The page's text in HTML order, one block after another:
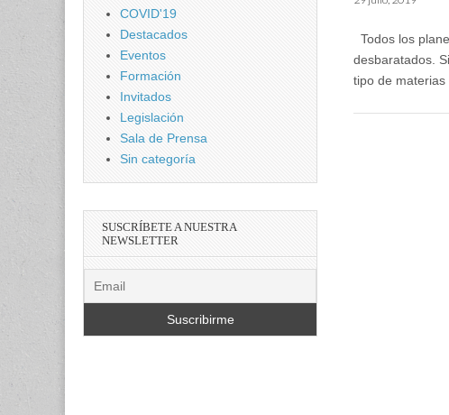
Todos los
desbaratados.
tipo de
COVID'19
Destacados
Eventos
Formación
Invitados
Legislación
Sala de Prensa
Sin categoría
SUSCRÍBETE A NUESTRA
NEWSLETTER